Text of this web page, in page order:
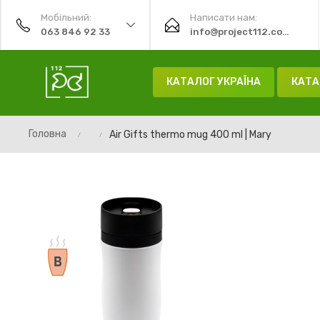
Мобільний:
063 846 92 33
Написати нам:
info@project112.com.ua
КАТАЛОГ УКРАЇНА
Головна Air Gifts thermo mug 400 ml | Mary